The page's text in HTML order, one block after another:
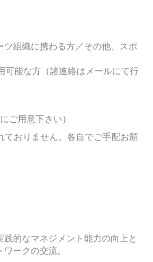
ツ組織に携わる方／その他、スポ
可能な方（諸連絡はメールにて行
ご用意下さい）
ておりません。各自でご手配お願
的なマネジメント能力の向上と
ークの交流。